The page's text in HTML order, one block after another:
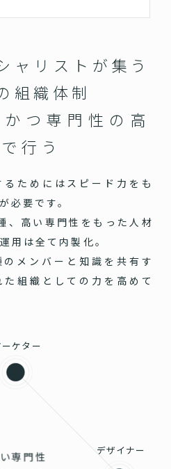
ーケター
デザイナー
専門性
ャリストが集う
組織体制
つ専門性の高
行う
ためにはスピード力をも
必要です。
高い専門性をもった人材
用は全て内製化。
メンバーと知識を共有す
組織としての力を高めて